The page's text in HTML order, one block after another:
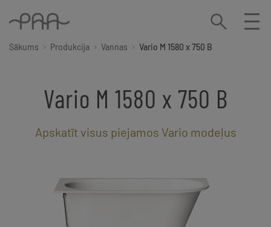
Sākums Produkcija Vannas Vario M 1580 x 750 B
Vario M 1580 x 750 B
Apskatīt visus piejamos Vario modeļus